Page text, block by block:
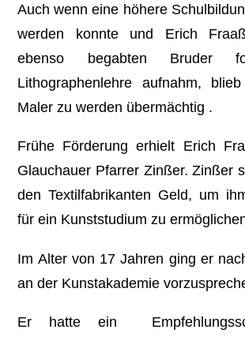
Auch wenn eine höhere
werden konnte und Erich
ebenso begabten Bruder
Lithographenlehre aufnahm,
Maler zu werden übermächtig .
Frühe Förderung erhielt Erich
Glauchauer Pfarrer Zinßer. Zinßer
den Textilfabrikanten Geld, um
für ein Kunststudium zu
Im Alter von 17 Jahren ging er
an der Kunstakademie
Er hatte ein